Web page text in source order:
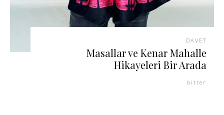
DAVET
Masallar ve Kenar Mahalle
Hikayeleri Bir Arada
bitter